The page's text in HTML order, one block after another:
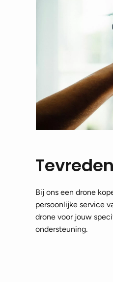
Bij ons een drone
persoonlijke service
drone voor jouw
ondersteuning.